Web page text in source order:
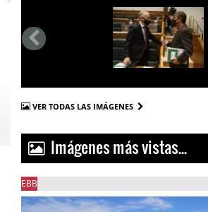
VER TODAS LAS IMÁGENES
Imágenes más vistas...
EBB